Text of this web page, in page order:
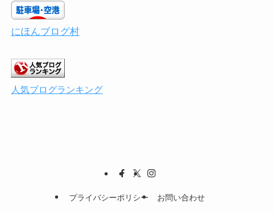
にほんブログ村
人気ブログランキング
プライバシーポリシー お問い合わせ